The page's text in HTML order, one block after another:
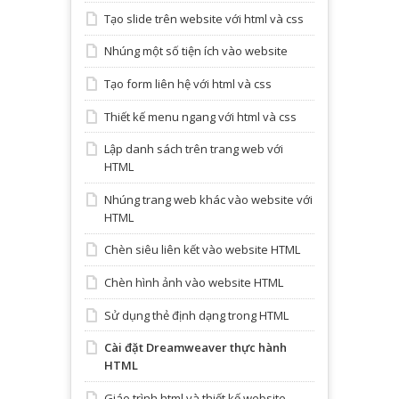
Tạo slide trên website với html và css
Nhúng một số tiện ích vào website
Tạo form liên hệ với html và css
Thiết kế menu ngang với html và css
Lập danh sách trên trang web với
HTML
Nhúng trang web khác vào website với
HTML
Chèn siêu liên kết vào website HTML
Chèn hình ảnh vào website HTML
Sử dụng thẻ định dạng trong HTML
Cài đặt Dreamweaver thực hành
HTML